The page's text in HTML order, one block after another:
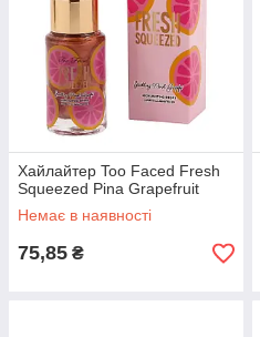
Хайлайтер Too Faced Fresh
Squeezed Pina Grapefruit
Немає в наявності
75,85 ₴